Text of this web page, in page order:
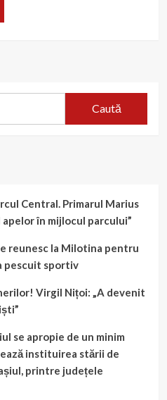
Central. Primarul Marius
în mijlocul parcului”
reunesc la Milotina pentru
pescuit sportiv
Virgil Nițoi: „A devenit
se apropie de un minim
instituirea stării de
printre județele